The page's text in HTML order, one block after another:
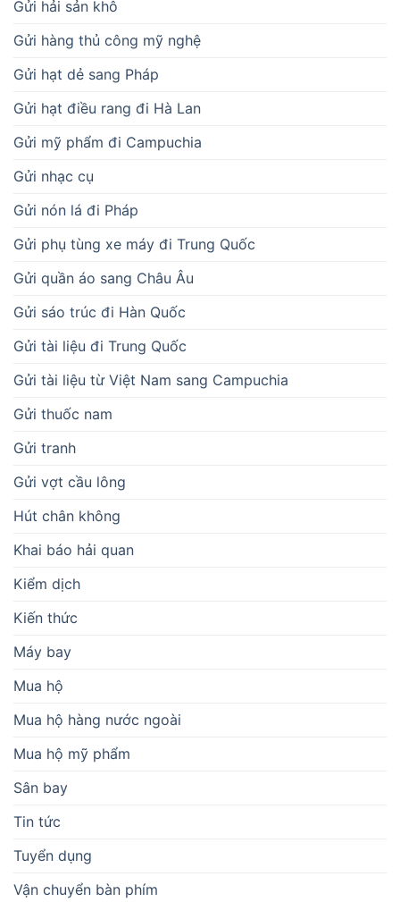
Gửi hải sản khô
Gửi hàng thủ công mỹ nghệ
Gửi hạt dẻ sang Pháp
Gửi hạt điều rang đi Hà Lan
Gửi mỹ phẩm đi Campuchia
Gửi nhạc cụ
Gửi nón lá đi Pháp
Gửi phụ tùng xe máy đi Trung Quốc
Gửi quần áo sang Châu Âu
Gửi sáo trúc đi Hàn Quốc
Gửi tài liệu đi Trung Quốc
Gửi tài liệu từ Việt Nam sang Campuchia
Gửi thuốc nam
Gửi tranh
Gửi vợt cầu lông
Hút chân không
Khai báo hải quan
Kiểm dịch
Kiến thức
Máy bay
Mua hộ
Mua hộ hàng nước ngoài
Mua hộ mỹ phẩm
Sân bay
Tin tức
Tuyển dụng
Vận chuyển bàn phím